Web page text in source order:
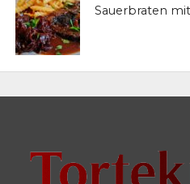
Sauerbraten